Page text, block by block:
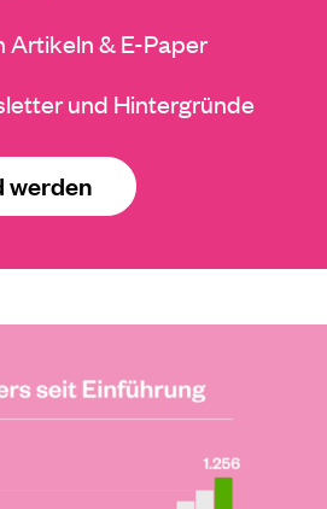
Artikeln & E-Paper
und Hintergründe
werden